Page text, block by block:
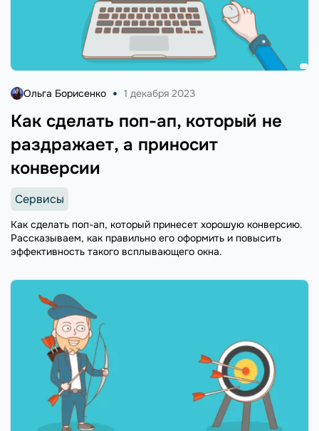
Как сделать поп-ап, который не
раздражает, а приносит
конверсии
Ольга Борисенко 1 декабря 2023
Сервисы
Как сделать поп-ап, который принесет хорошую конверсию.
Рассказываем, как правильно его оформить и повысить
эффективность такого всплывающего окна.